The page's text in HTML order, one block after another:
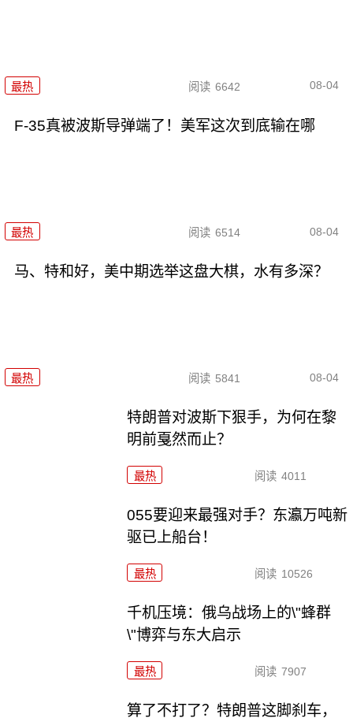
最热 阅读 6642 08-04
F-35真被波斯导弹端了！美军这次到底输在哪
最热 阅读 6514 08-04
马、特和好，美中期选举这盘大棋，水有多深？
最热 阅读 5841 08-04
特朗普对波斯下狠手，为何在黎
明前戛然而止？
最热 阅读 4011
055要迎来最强对手？东瀛万吨新
驱已上船台！
最热 阅读 10526
千机压境：俄乌战场上的\"蜂群
\"博弈与东大启示
最热 阅读 7907
算了不打了？特朗普这脚刹车，